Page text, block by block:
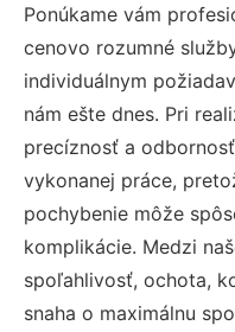
Ponúkame vám
cenovo rozumné
individuálnym
nám ešte dnes. Pri
precíznosť a
vykonanej práce,
pochybenie môže
komplikácie. Medzi
spoľahlivosť, ochota,
snaha o maximálnu